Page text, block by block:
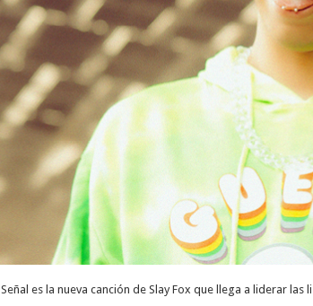
Señal es la nueva canción de Slay Fox que llega a liderar las